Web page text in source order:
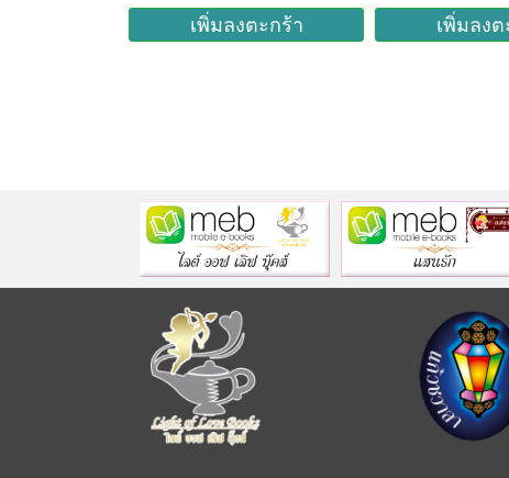
เพิ่มลงตะกร้า
เพิ่มลงต